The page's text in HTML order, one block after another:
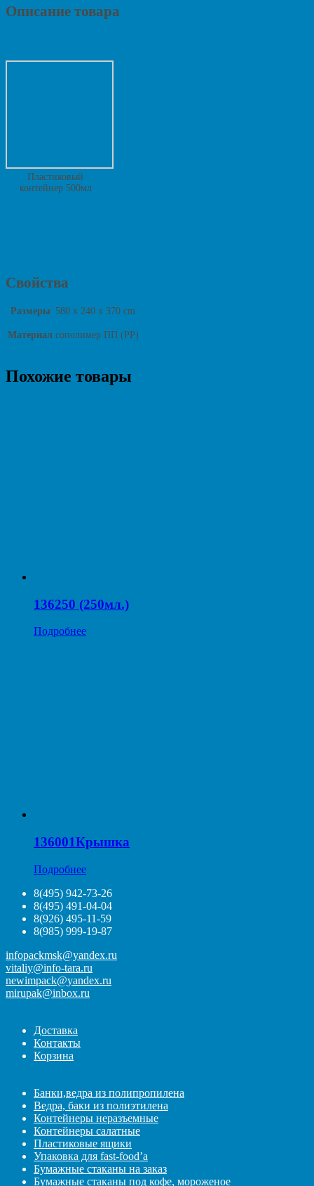
Описание товара
Пластиковый
контейнер 500мл
Свойства
Размеры 580 x 240 x 370 cm
Материал сополимер ПП (PP)
Похожие товары
136250 (250мл.)
Подробнее
136001Крышка
Подробнее
8(495) 942-73-26
8(495) 491-04-04
8(926) 495-11-59
8(985) 999-19-87
infopackmsk@yandex.ru
vitaliy@info-tara.ru
newimpack@yandex.ru
mirupak@inbox.ru
Доставка
Контакты
Корзина
Банки,ведра из полипропилена
Ведра, баки из полиэтилена
Контейнеры неразъемные
Контейнеры салатные
Пластиковые ящики
Упаковка для fast-food’а
Бумажные стаканы на заказ
Бумажные стаканы под кофе, мороженое